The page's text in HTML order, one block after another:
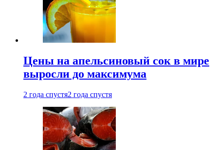
Цены на апельсиновый сок в мире
выросли до максимума
2 года спустя2 года спустя